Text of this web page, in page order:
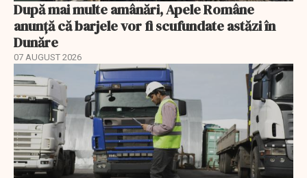
După mai multe amânări, Apele Române
anunță că barjele vor fi scufundate astăzi în
Dunăre
07 AUGUST 2026